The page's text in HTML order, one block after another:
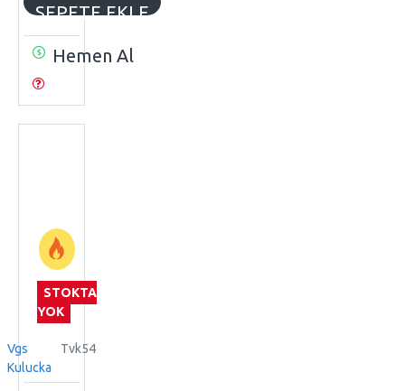
SEPETE EKLE
Hemen Al
STOKTA
YOK
Vgs
Kulucka
Tvk54